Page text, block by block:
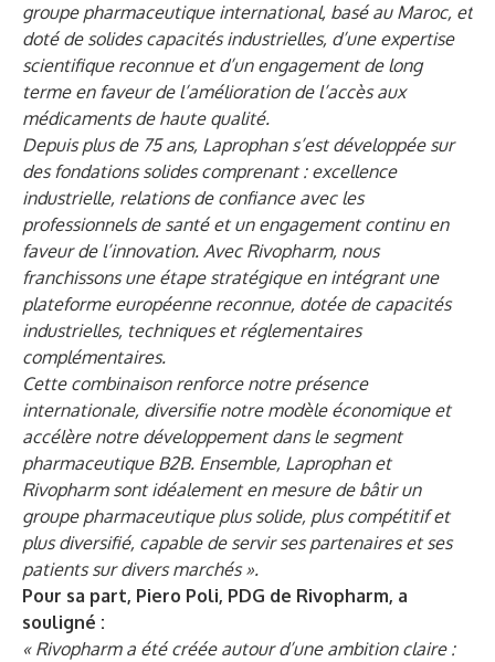
groupe pharmaceutique international, basé au Maroc, et
doté de solides capacités industrielles, d’une expertise
scientifique reconnue et d’un engagement de long
terme en faveur de l’amélioration de l’accès aux
médicaments de haute qualité.
Depuis plus de 75 ans, Laprophan s’est développée sur
des fondations solides comprenant : excellence
industrielle, relations de confiance avec les
professionnels de santé et un engagement continu en
faveur de l’innovation. Avec Rivopharm, nous
franchissons une étape stratégique en intégrant une
plateforme européenne reconnue, dotée de capacités
industrielles, techniques et réglementaires
complémentaires.
Cette combinaison renforce notre présence
internationale, diversifie notre modèle économique et
accélère notre développement dans le segment
pharmaceutique B2B. Ensemble, Laprophan et
Rivopharm sont idéalement en mesure de bâtir un
groupe pharmaceutique plus solide, plus compétitif et
plus diversifié, capable de servir ses partenaires et ses
patients sur divers marchés ».
Pour sa part, Piero Poli, PDG de Rivopharm, a
souligné :
« Rivopharm a été créée autour d’une ambition claire :